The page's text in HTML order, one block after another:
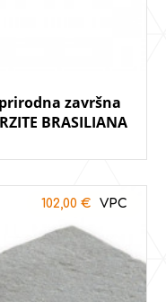
završna
BRASILIANA
102,00 €